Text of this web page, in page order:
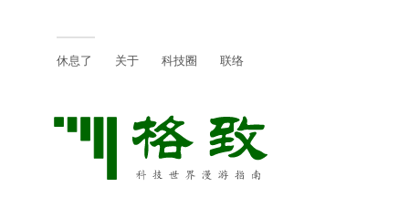
休息了 关于 科技圈 联络